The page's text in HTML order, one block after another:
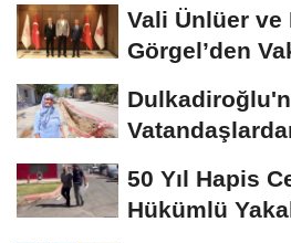
Vali Ünlüer ve
Görgel’den
50 Yıl Hapis
Hükümlü